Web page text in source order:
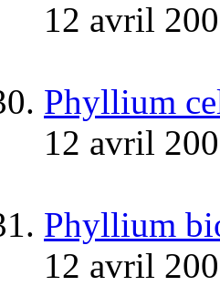
12 avril
Phyllium
12 avril
Phyllium
12 avril